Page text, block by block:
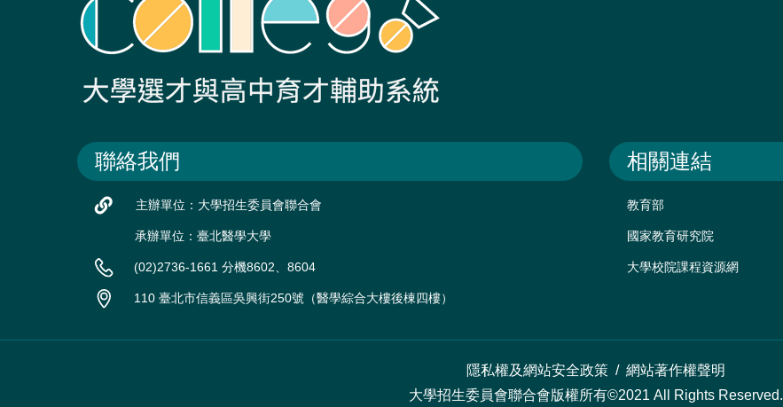
聯絡我們
主辦單位：大學招生委員會聯合會
承辦單位：臺北醫學大學
(02)2736-1661 分機8602、8604
110 臺北市信義區吳興街250號（醫學綜合大樓後棟四樓）
相關連結
教育部
國家教育研究院
大學校院課程資源網
隱私權及網站安全政策 / 網站著作權聲明
大學招生委員會聯合會版權所有©2021 All Rights Reserved.